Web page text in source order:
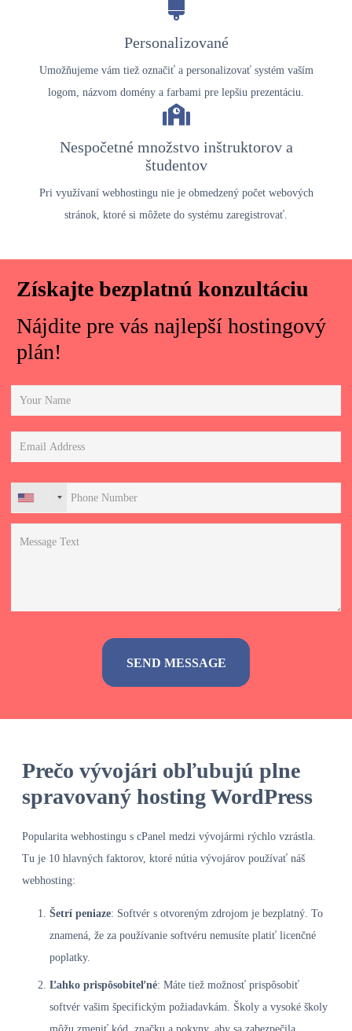
Personalizované
Umožňujeme vám tiež označiť a personalizovať systém vaším
logom, názvom domény a farbami pre lepšiu prezentáciu.
Nespočetné množstvo inštruktorov a
študentov
Pri využívaní webhostingu nie je obmedzený počet webových
stránok, ktoré si môžete do systému zaregistrovať.
Získajte bezplatnú konzultáciu
Nájdite pre vás najlepší hostingový
plán!
Prečo vývojári obľubujú plne
spravovaný hosting WordPress
Popularita webhostingu s cPanel medzi vývojármi rýchlo vzrástla.
Tu je 10 hlavných faktorov, ktoré nútia vývojárov používať náš
webhosting:
Šetrí peniaze: Softvér s otvoreným zdrojom je bezplatný. To
znamená, že za používanie softvéru nemusíte platiť licenčné
poplatky.
Ľahko prispôsobiteľné: Máte tiež možnosť prispôsobiť
softvér vašim špecifickým požiadavkám. Školy a vysoké školy